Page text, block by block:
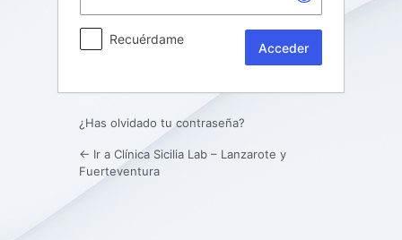
Recuérdame
¿Has olvidado tu contraseña?
← Ir a Clínica Sicilia Lab – Lanzarote y
Fuerteventura